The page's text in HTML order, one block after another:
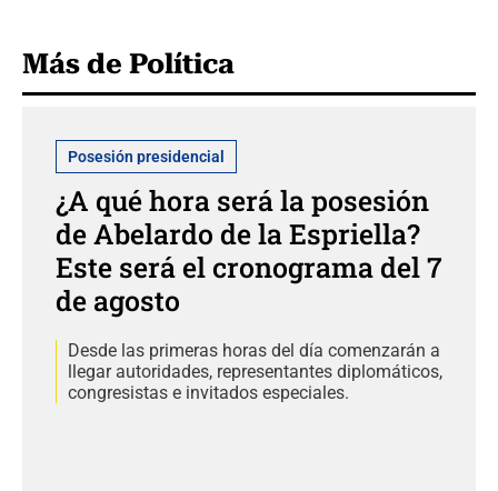
Más de Política
Posesión presidencial
¿A qué hora será la posesión
de Abelardo de la Espriella?
Este será el cronograma del 7
de agosto
Desde las primeras horas del día comenzarán a
llegar autoridades, representantes diplomáticos,
congresistas e invitados especiales.